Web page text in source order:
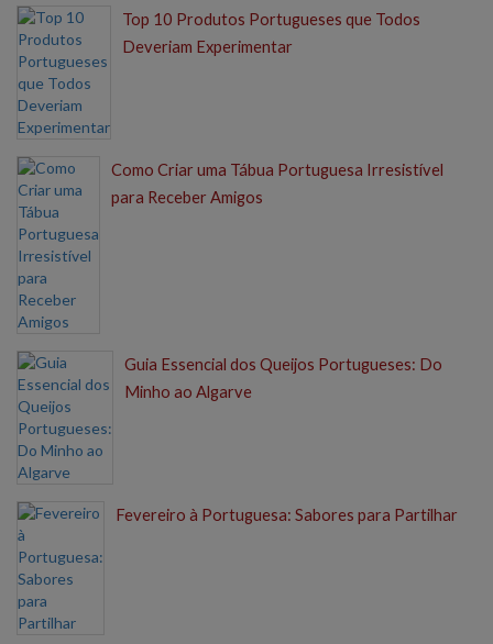
Top 10 Produtos Portugueses que Todos
Deveriam Experimentar
Como Criar uma Tábua Portuguesa Irresistível
para Receber Amigos
Guia Essencial dos Queijos Portugueses: Do
Minho ao Algarve
Fevereiro à Portuguesa: Sabores para Partilhar